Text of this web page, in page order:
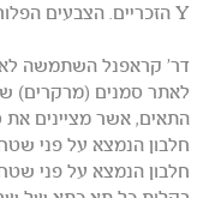
Y הזכריים. הצבעים הפלורוסנטיים יאירו בקלות את מינו של כל תא.
דר' קראפנל השתמשה
לאתר סמנים (מרקרים)
התאים, אשר מציינים את
חלבון הנמצא על פני
חלבון הנמצא על פני